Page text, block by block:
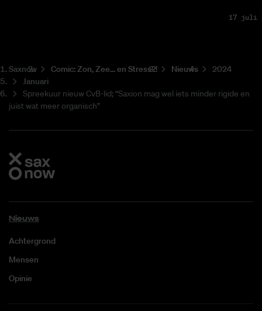
17 juli
Saxnow Co­mic: Zon, Zee... en Stress?! Nieuws
2024
Januari
Spreekuur nieuw CvB-lid; “Saxion mag wel iets minder rigide en
juist wat meer organisch”
Nieuws
Achtergrond
Mensen
Opinie